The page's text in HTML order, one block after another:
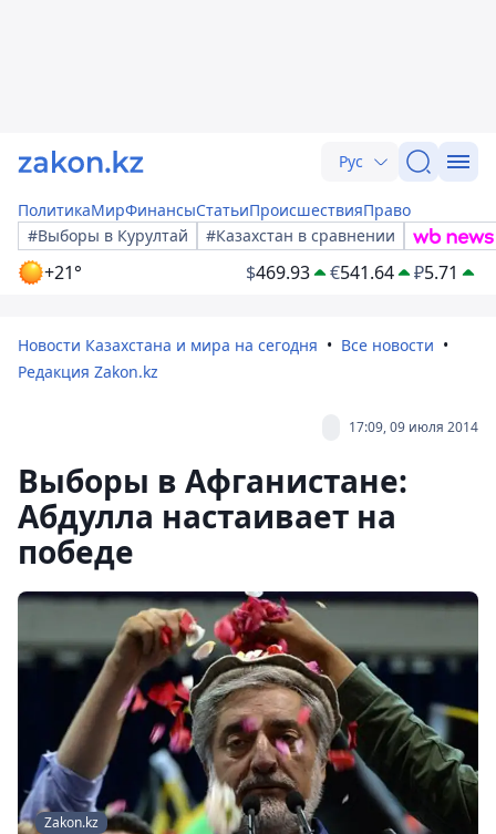
Рус
ПолитикаМирФинансыСтатьиПроисшествияПраво
#Выборы в Курултай
#Казахстан в сравнении
+21° $469.93 €541.64 ₽5.71
Новости Казахстана и мира на сегодня
Все новости
Редакция Zakon.kz
17:09, 09 июля 2014
Выборы в Афганистане:
Абдулла настаивает на
победе
Zakon.kz